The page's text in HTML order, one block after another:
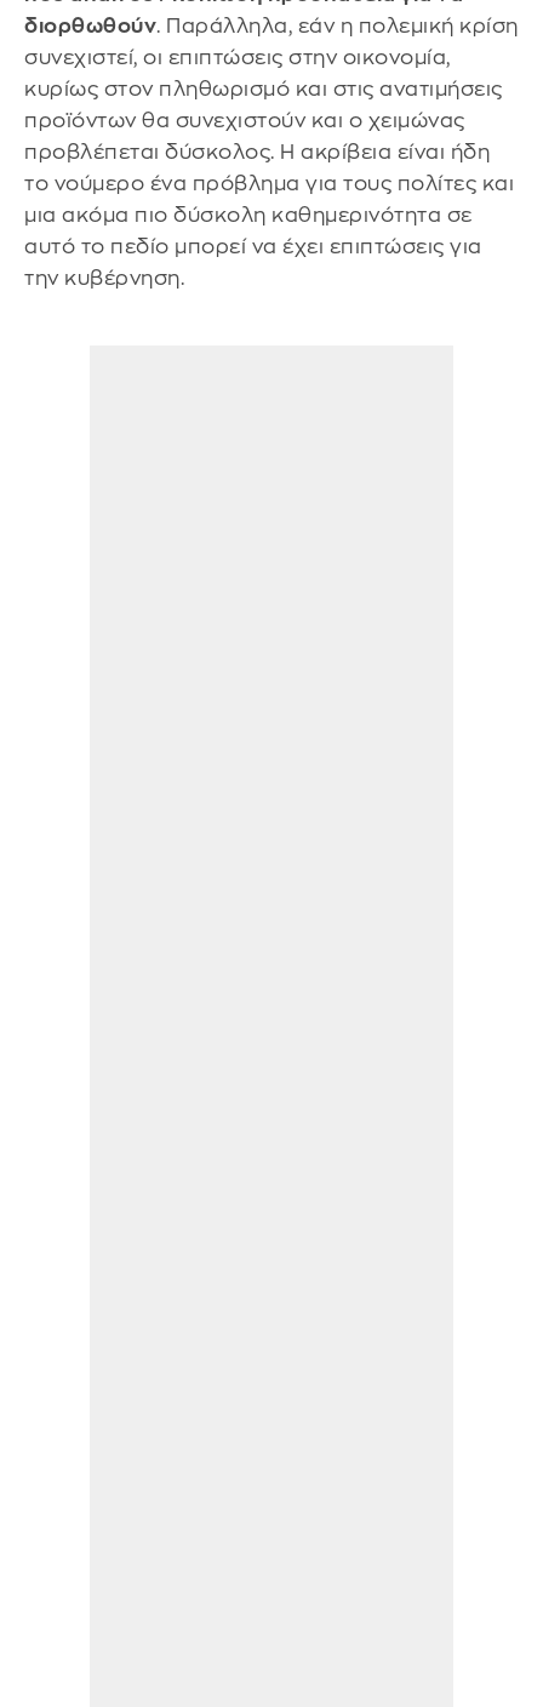
διορθωθούν. Παράλληλα, εάν η πολεμική κρίση
συνεχιστεί, οι επιπτώσεις στην οικονομία,
κυρίως στον πληθωρισμό και στις ανατιμήσεις
προϊόντων θα συνεχιστούν και ο χειμώνας
προβλέπεται δύσκολος. Η ακρίβεια είναι ήδη
το νούμερο ένα πρόβλημα για τους πολίτες και
μια ακόμα πιο δύσκολη καθημερινότητα σε
αυτό το πεδίο μπορεί να έχει επιπτώσεις για
την κυβέρνηση.